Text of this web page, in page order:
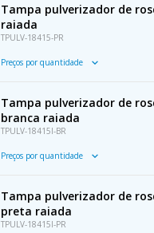
Tampa pulverizador de
raiada
TPULV-18415-PR
Preços por quantidade
Tampa pulverizador de
branca raiada
TPULV-18415I-BR
Preços por quantidade
Tampa pulverizador de
preta raiada
TPULV-18415I-PR